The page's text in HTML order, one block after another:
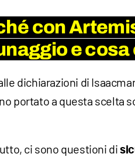
con
e
dichiarazioni di
portato a questa scelta
ci sono questioni di